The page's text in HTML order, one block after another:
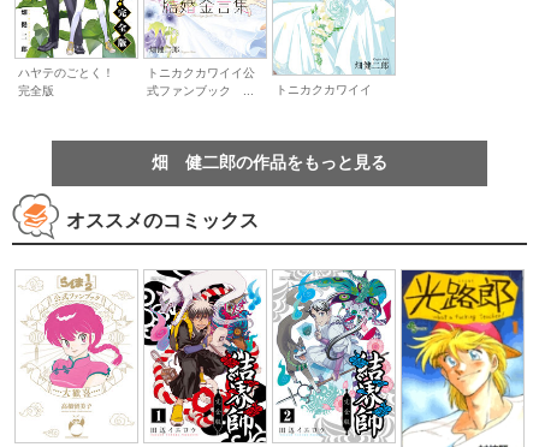
ハヤテのごとく！
完全版
トニカクカワイイ公
式ファンブック ...
トニカクカワイイ
畑 健二郎の作品をもっと見る
オススメのコミックス